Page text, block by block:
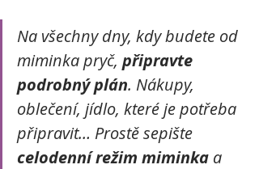
Na všechny dny, kdy budete od
miminka pryč, připravte
podrobný plán. Nákupy,
oblečení, jídlo, které je potřeba
připravit… Prostě sepište
celodenní režim miminka a